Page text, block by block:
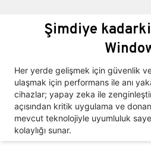
Şimdiye
Her yerde gelişmek için güvenlik
ulaşmak için performans ile anı
cihazlar; yapay zeka ile
açısından kritik uygulama ve
mevcut teknolojiyle uyumluluk
kolaylığı sunar.